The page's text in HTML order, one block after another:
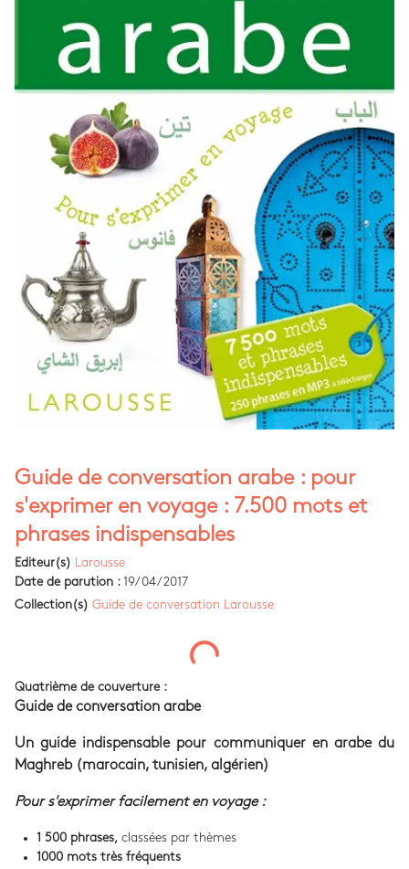
Guide de conversation arabe : pour
s'exprimer en voyage : 7.500 mots et
phrases indispensables
Editeur(s)
Larousse
Date de parution : 19/04/2017
Collection(s) Guide de conversation Larousse
Quatrième de couverture :
Guide de conversation arabe
Un guide indispensable pour communiquer en arabe du
Maghreb (marocain, tunisien, algérien)
Pour s'exprimer facilement en voyage :
1 500 phrases, classées par thèmes
1000 mots très fréquents